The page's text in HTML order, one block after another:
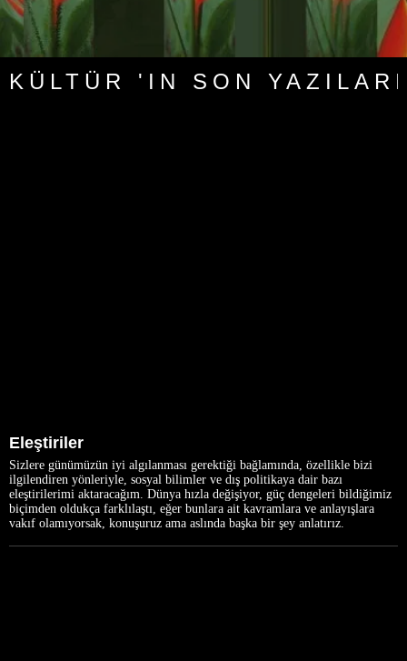
KÜLTÜR 'IN SON YAZILARI
Eleştiriler
Sizlere günümüzün iyi algılanması gerektiği bağlamında, özellikle bizi
ilgilendiren yönleriyle, sosyal bilimler ve dış politikaya dair bazı
eleştirilerimi aktaracağım. Dünya hızla değişiyor, güç dengeleri bildiğimiz
biçimden oldukça farklılaştı, eğer bunlara ait kavramlara ve anlayışlara
vakıf olamıyorsak, konuşuruz ama aslında başka bir şey anlatırız.